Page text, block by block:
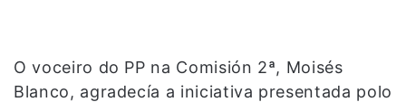
O voceiro do PP na Comisión 2ª, Moisés
Blanco, agradecía a iniciativa presentada polo